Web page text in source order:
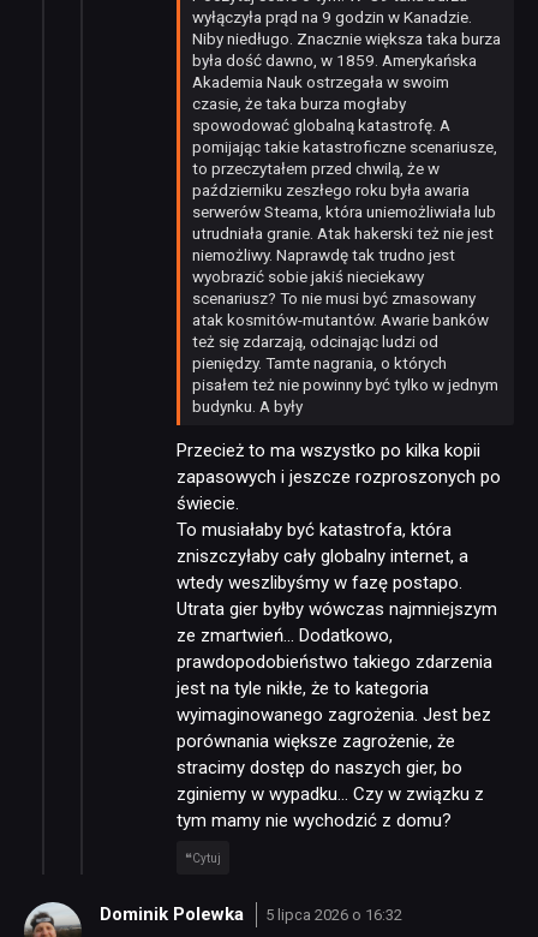
NEWSY
RECENZJE
PUBLICYSTYKA
KULTURA
RETRO
TECHNOLOGIE
DYSKUSJE
JUŻ GRALIŚMY
SKLEP
wyłączyła prąd na 9 godzin w Kanadzie.
Niby niedługo. Znacznie większa taka burza
była dość dawno, w 1859. Amerykańska
Akademia Nauk ostrzegała w swoim
czasie, że taka burza mogłaby
spowodować globalną katastrofę. A
pomijając takie katastroficzne scenariusze,
to przeczytałem przed chwilą, że w
październiku zeszłego roku była awaria
serwerów Steama, która uniemożliwiała lub
utrudniała granie. Atak hakerski też nie jest
niemożliwy. Naprawdę tak trudno jest
wyobrazić sobie jakiś nieciekawy
scenariusz? To nie musi być zmasowany
atak kosmitów-mutantów. Awarie banków
też się zdarzają, odcinając ludzi od
pieniędzy. Tamte nagrania, o których
pisałem też nie powinny być tylko w jednym
budynku. A były
Przecież to ma wszystko po kilka kopii
zapasowych i jeszcze rozproszonych po
świecie.
To musiałaby być katastrofa, która
zniszczyłaby cały globalny internet, a
wtedy weszlibyśmy w fazę postapo.
Utrata gier byłby wówczas najmniejszym
ze zmartwień… Dodatkowo,
prawdopodobieństwo takiego zdarzenia
jest na tyle nikłe, że to kategoria
wyimaginowanego zagrożenia. Jest bez
porównania większe zagrożenie, że
stracimy dostęp do naszych gier, bo
zginiemy w wypadku… Czy w związku z
tym mamy nie wychodzić z domu?
Cytuj
Dominik Polewka 5 lipca 2026 o 16:32